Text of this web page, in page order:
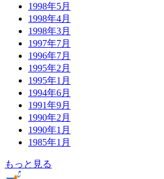
1998年5月
1998年4月
1998年3月
1997年7月
1996年7月
1995年2月
1995年1月
1994年6月
1991年9月
1990年2月
1990年1月
1985年1月
もっと見る